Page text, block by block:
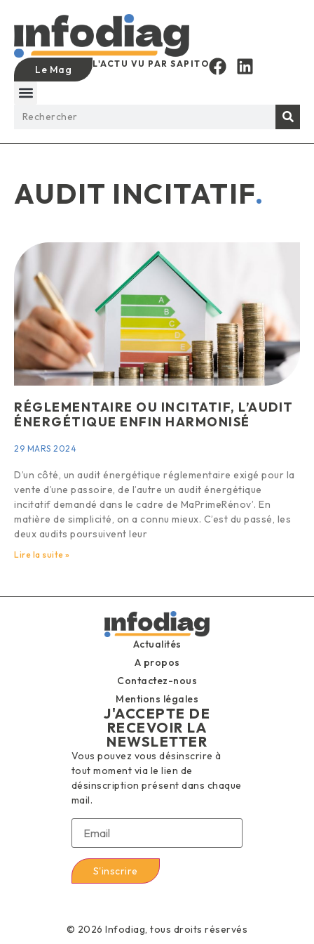
Le Mag L'ACTU VU PAR SAPITO
AUDIT INCITATIF.
RÉGLEMENTAIRE OU INCITATIF, L’AUDIT
ÉNERGÉTIQUE ENFIN HARMONISÉ
29 MARS 2024
D’un côté, un audit énergétique réglementaire exigé pour la
vente d’une passoire, de l’autre un audit énergétique
incitatif demandé dans le cadre de MaPrimeRénov’. En
matière de simplicité, on a connu mieux. C’est du passé, les
deux audits poursuivent leur
Lire la suite »
Actualités
A propos
Contactez-nous
Mentions légales
J'ACCEPTE DE
RECEVOIR LA
NEWSLETTER
Vous pouvez vous désinscrire à
tout moment via le lien de
désinscription présent dans chaque
mail.
© 2026 Infodiag, tous droits réservés